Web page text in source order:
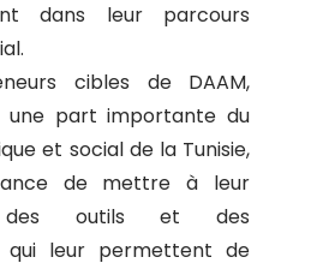
dans leur parcours
cibles de DAAM,
une part importante du
et social de la Tunisie,
de mettre à leur
des outils et des
qui leur permettent de